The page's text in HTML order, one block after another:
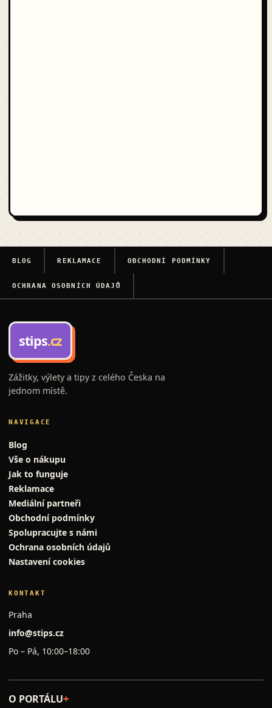
BLOG REKLAMACE OBCHODNÍ PODMÍNKY
OCHRANA OSOBNÍCH ÚDAJŮ
stips.cz
Zážitky, výlety a tipy z celého Česka na
jednom místě.
NAVIGACE
Blog
Vše o nákupu
Jak to funguje
Reklamace
Mediální partneři
Obchodní podmínky
Spolupracujte s námi
Ochrana osobních údajů
Nastavení cookies
KONTAKT
Praha
info@stips.cz
Po – Pá, 10:00–18:00
O PORTÁLU